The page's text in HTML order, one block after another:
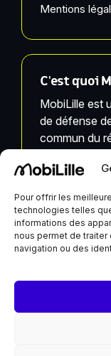
Pour offrir les
technologies telles
informations des
nous permet de
navigation ou des
Mentions
C'est quoi
MobiLille est
de défense
commun du
sont pas
MobiLille